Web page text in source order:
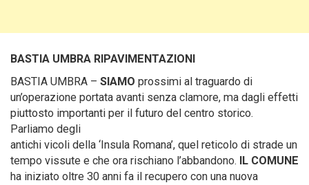
BASTIA UMBRA RIPAVIMENTAZIONI
BASTIA UMBRA – SIAMO prossimi al traguardo di
un’operazione portata avanti senza clamore, ma dagli effetti
piuttosto importanti per il futuro del centro storico.
Parliamo degli
antichi vicoli della ‘Insula Romana’, quel reticolo di strade un
tempo vissute e che ora rischiano l’abbandono. IL COMUNE
ha iniziato oltre 30 anni fa il recupero con una nuova